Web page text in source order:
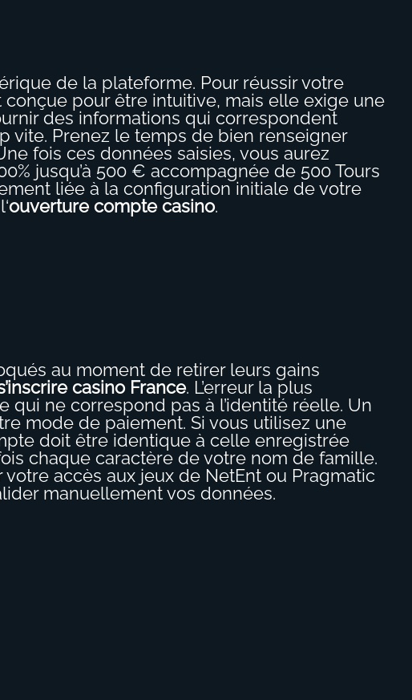
de la plateforme. Pour réussir votre
conçue pour être intuitive, mais elle exige une
des informations qui correspondent
vite. Prenez le temps de bien renseigner
fois ces données saisies, vous aurez
jusqu’à 500 € accompagnée de 500 Tours
liée à la configuration initiale de votre
ouverture compte casino.
au moment de retirer leurs gains
casino France. L’erreur la plus
qui ne correspond pas à l’identité réelle. Un
mode de paiement. Si vous utilisez une
doit être identique à celle enregistrée
chaque caractère de votre nom de famille.
accès aux jeux de NetEnt ou Pragmatic
manuellement vos données.